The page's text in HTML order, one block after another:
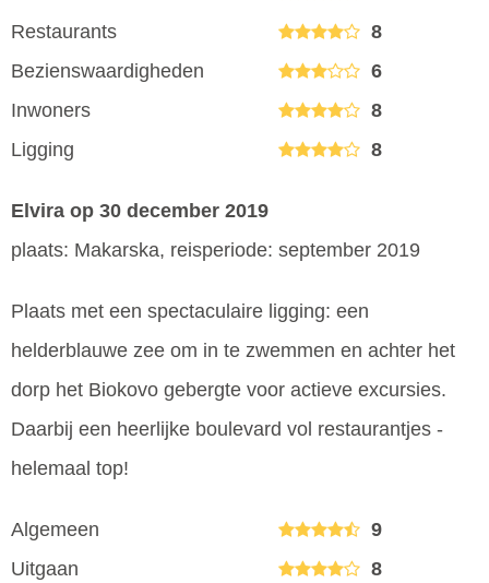
Restaurants
8
Bezienswaardigheden
6
Inwoners
8
Ligging
8
Elvira op 30 december 2019
plaats: Makarska, reisperiode: september 2019
Plaats met een spectaculaire ligging: een
helderblauwe zee om in te zwemmen en achter het
dorp het Biokovo gebergte voor actieve excursies.
Daarbij een heerlijke boulevard vol restaurantjes -
helemaal top!
Algemeen
9
Uitgaan
8